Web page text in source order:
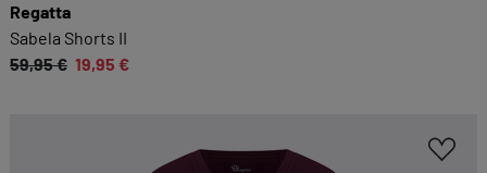
Regatta
Sabela Shorts II
59,95 € 19,95 €